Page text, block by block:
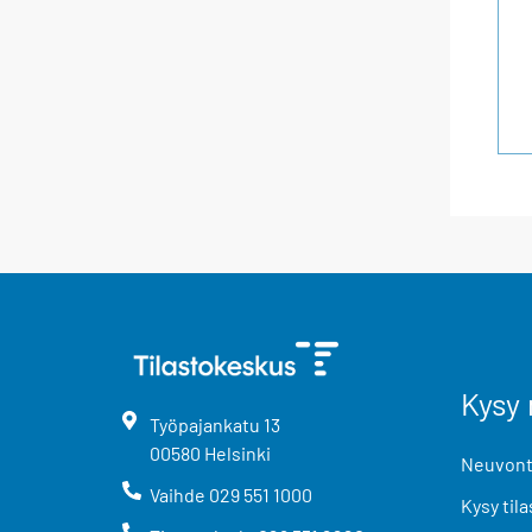
Työpajankatu 13
00580 Helsinki
Vaihde 029 551 1000
Kysy